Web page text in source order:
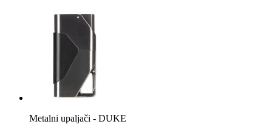
Metalni upaljači - DUKE